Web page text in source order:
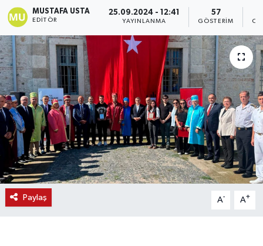
MUSTAFA USTA
EDITÖR
25.09.2024 - 12:41
YAYINLANMA
57
GÖSTERIM
Paylaş A- A+